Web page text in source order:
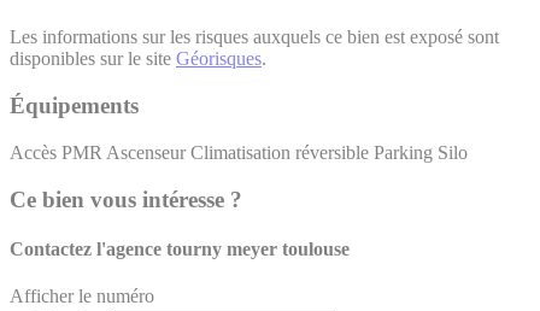
Les informations sur les risques auxquels ce bien est exposé sont
disponibles sur le site Géorisques.
Équipements
Accès PMR Ascenseur Climatisation réversible Parking Silo
Ce bien vous intéresse ?
Contactez l'agence tourny meyer toulouse
Afficher le numéro